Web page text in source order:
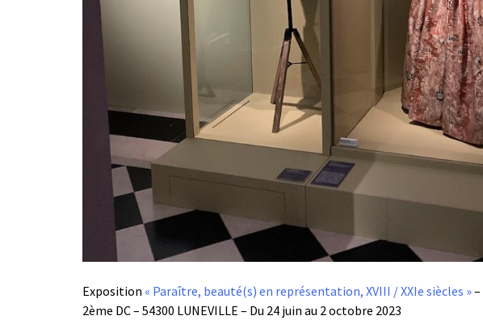
Exposition « Paraître, beauté(s) en représentation, XVIII / XXIe siècles »–
2ème DC – 54300 LUNEVILLE – Du 24 juin au 2 octobre 2023